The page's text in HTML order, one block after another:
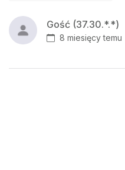
Gość (37.30.*.*)
8 miesięcy temu